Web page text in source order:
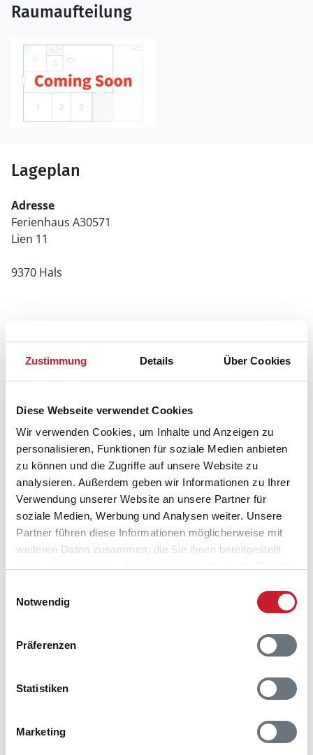
Zustimmung Details Über Cookies
Diese Webseite verwendet Cookies
Wir verwenden Cookies, um Inhalte und Anzeigen zu
personalisieren, Funktionen für soziale Medien anbieten
zu können und die Zugriffe auf unsere Website zu
analysieren. Außerdem geben wir Informationen zu Ihrer
Verwendung unserer Website an unsere Partner für
soziale Medien, Werbung und Analysen weiter. Unsere
Partner führen diese Informationen möglicherweise mit
weiteren Daten zusammen, die Sie ihnen bereitgestellt
Notwendig
Präferenzen
Statistiken
Marketing
Raumaufteilung
Lageplan
Adresse
Ferienhaus A30571
Lien 11
9370 Hals
Belegungskalender
Reisedauer auswählen
Anreisetag im Belegungskalender anklicken
Sie bekommen Verfügbarkeit und Preis angezeigt
Bitte beachten Sie, dass sich bei Änderungen des
Hausbeschreibung und/oder der Ausstattung ergeben
können.